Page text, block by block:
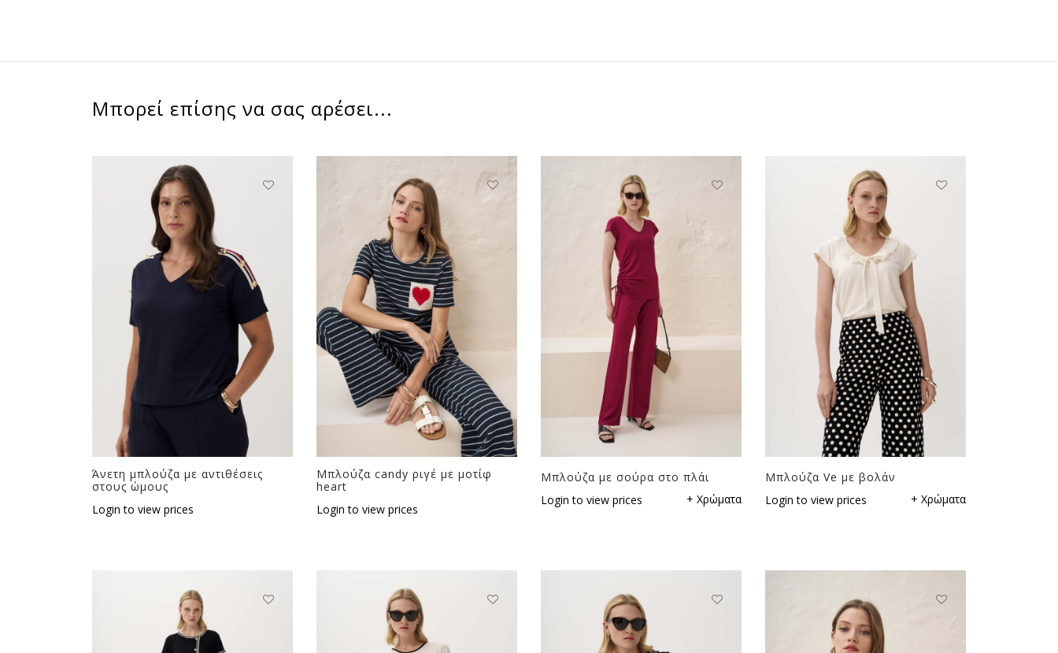
Μπορεί επίσης να σας αρέσει...
Άνετη μπλούζα με αντιθέσεις
στους ώμους
Login to view prices
Μπλούζα candy ριγέ με μοτίφ
heart
Login to view prices
Μπλούζα με σούρα στο πλάι
Login to view prices
+ Χρώματα
Μπλούζα Ve με βολάν
Login to view prices
+ Χρώματα